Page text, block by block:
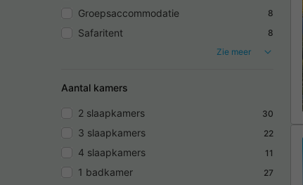
Groepsaccommodatie 8
Safaritent
8
Zie meer
Aantal kamers
2 slaapkamers 30
3 slaapkamers 22
4 slaapkamers 11
1 badkamer 27